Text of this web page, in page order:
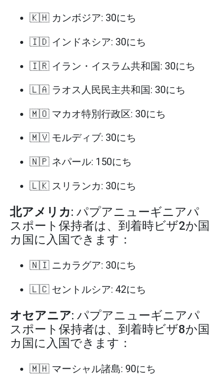
🇰🇭 カンボジア: 30にち
🇮🇩 インドネシア: 30にち
🇮🇷 イラン・イスラム共和国: 30にち
🇱🇦 ラオス人民民主共和国: 30にち
🇲🇴 マカオ特別行政区: 30にち
🇲🇻 モルディブ: 30にち
🇳🇵 ネパール: 150にち
🇱🇰 スリランカ: 30にち
北アメリカ: パプアニューギニアパ
スポート保持者は、到着時ビザ2か国
カ国に入国できます：
🇳🇮 ニカラグア: 30にち
🇱🇨 セントルシア: 42にち
オセアニア: パプアニューギニアパ
スポート保持者は、到着時ビザ8か国
カ国に入国できます：
🇲🇭 マーシャル諸島: 90にち